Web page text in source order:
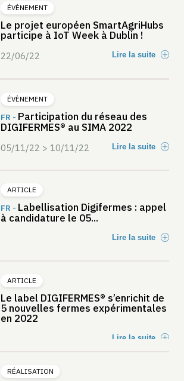
ÉVÈNEMENT
Le projet européen SmartAgriHubs
participe à IoT Week à Dublin !
22/06/22 Lire la suite
ÉVÈNEMENT
FR - Participation du réseau des
DIGIFERMES® au SIMA 2022
05/11/22 > 10/11/22 Lire la suite
ARTICLE
FR - Labellisation Digifermes : appel
à candidature le 05...
Lire la suite
ARTICLE
Le label DIGIFERMES® s’enrichit de
5 nouvelles fermes expérimentales
en 2022
Lire la suite
RÉALISATION